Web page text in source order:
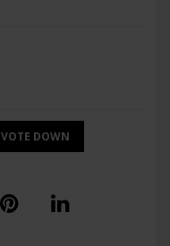
VOTE DOWN